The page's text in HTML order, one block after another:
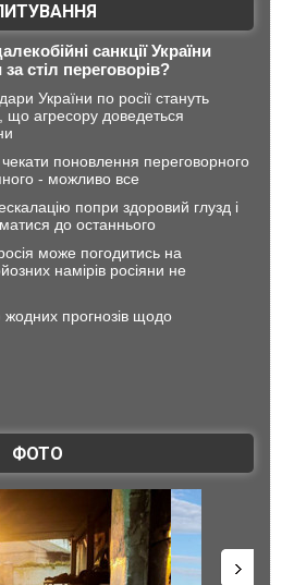
санкції України
стіл переговорів?
України по росії стануть
що агресору доведеться
поновлення переговорного
- можливо все
попри здоровий глузд і
до останнього
може погодитись на
намірів росіяни не
прогнозів щодо
ФОТО